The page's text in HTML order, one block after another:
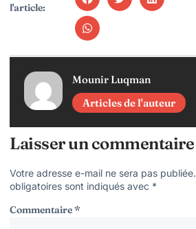
l'article:
Mounir Luqman
Articles de l'auteur
Laisser un commentaire
Votre adresse e-mail ne sera pas publiée.
obligatoires sont indiqués avec *
Commentaire*